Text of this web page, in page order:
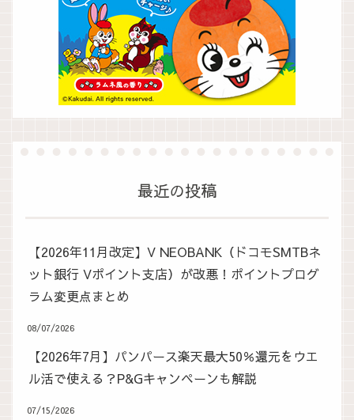
最近の投稿
【2026年11月改定】V NEOBANK（ドコモSMTBネ
ット銀行 Vポイント支店）が改悪！ポイントプログ
ラム変更点まとめ
08/07/2026
【2026年7月】パンパース楽天最大50％還元をウエ
ル活で使える？P&Gキャンペーンも解説
07/15/2026